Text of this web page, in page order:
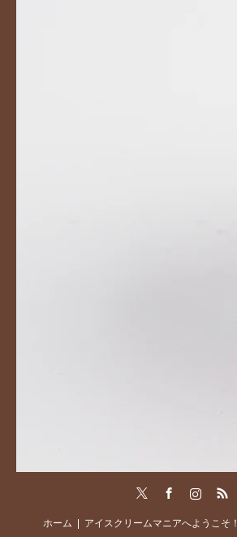
RSS
ホーム アイスクリームマニアへようこそ！